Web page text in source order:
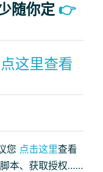
随你定 👉
点这里查看
您 点击这里查看
本、获取授权……